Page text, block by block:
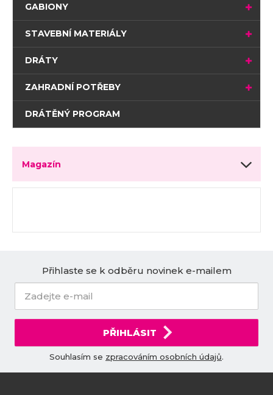
GABIONY
STAVEBNÍ MATERIÁLY
DRÁTY
ZAHRADNÍ POTŘEBY
DRÁTĚNÝ PROGRAM
Magazín
Přihlaste se k odběru novinek e-mailem
PŘIHLÁSIT
Souhlasím se zpracováním osobních údajů.